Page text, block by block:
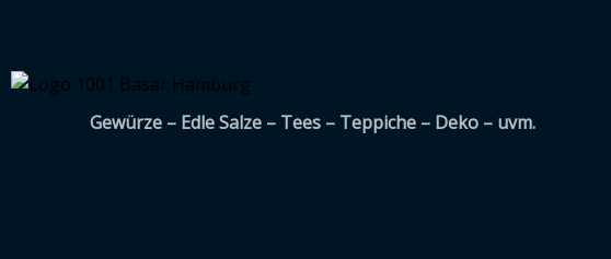
Gewürze – Edle Salze – Tees – Teppiche – Deko – uvm.